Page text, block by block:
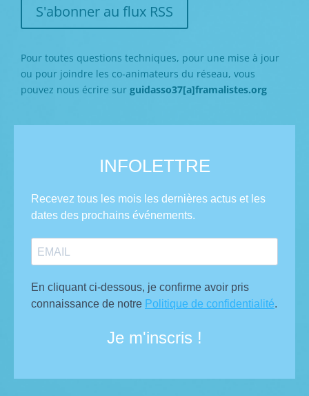
S'abonner au flux RSS
Pour toutes questions techniques, pour une mise à jour
ou pour joindre les co-animateurs du réseau, vous
pouvez nous écrire sur guidasso37[a]framalistes.org